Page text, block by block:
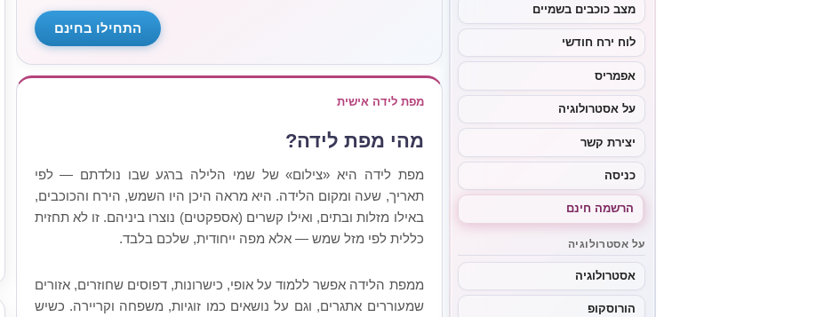
מצב כוכבים בשמיים
לוח ירח חודשי
אפמריס
על אסטרולוגיה
יצירת קשר
כניסה
הרשמה חינם
על אסטרולוגיה
אסטרולוגיה
הורוסקופ
התחילו בחינם
מפת לידה אישית
מהי מפת לידה?
מפת לידה היא «צילום» של שמי הלילה ברגע שבו נולדתם — לפי
תאריך, שעה ומקום הלידה. היא מראה היכן היו השמש, הירח והכוכבים,
באילו מזלות ובתים, ואילו קשרים (אספקטים) נוצרו ביניהם. זו לא תחזית
כללית לפי מזל שמש — אלא מפה ייחודית, שלכם בלבד.
ממפת הלידה אפשר ללמוד על אופי, כישרונות, דפוסים שחוזרים, אזורים
שמעוררים אתגרים, וגם על נושאים כמו זוגיות, משפחה וקריירה. כשיש